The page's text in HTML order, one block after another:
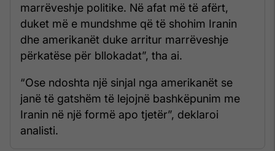
marrëveshje politike. Në afat më të afërt,
duket më e mundshme që të shohim Iranin
dhe amerikanët duke arritur marrëveshje
përkatëse për bllokadat”, tha ai.
“Ose ndoshta një sinjal nga amerikanët se
janë të gatshëm të lejojnë bashkëpunim me
Iranin në një formë apo tjetër”, deklaroi
analisti.